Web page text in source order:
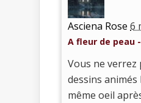
Asciena Rose 6
A fleur de peau
Vous ne verrez
dessins
même oeil